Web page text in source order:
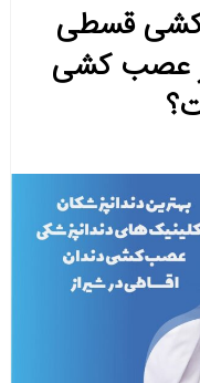
کشی قسطی
عصب کشی